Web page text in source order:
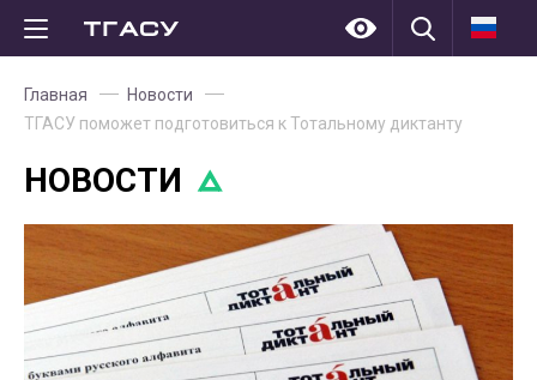
Главная
Новости
ТГАСУ поможет подготовиться к Тотальному диктанту
НОВОСТИ